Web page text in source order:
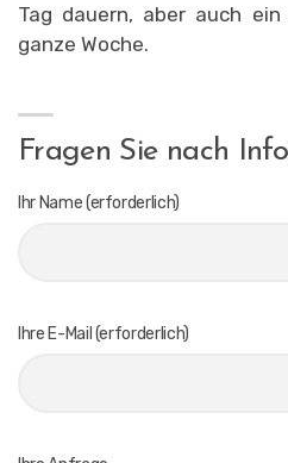
Tag dauern, aber auch
ganze Woche.
Fragen Sie nach
Ihr Name (erforderlich)
Ihre E-Mail (erforderlich)